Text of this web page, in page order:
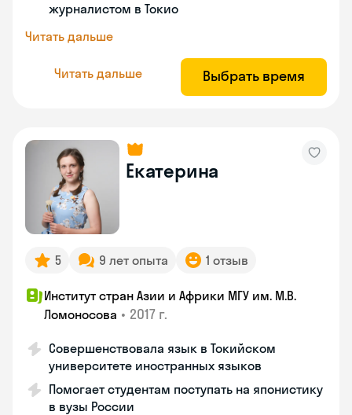
журналистом в Токио
Читать дальше
Читать дальше Выбрать время
Екатерина
5 9 лет опыта 1 отзыв
Институт стран Азии и Африки МГУ им. М.В.
Ломоносова • 2017 г.
Совершенствовала язык в Токийском
университете иностранных языков
Помогает студентам поступать на японистику
в вузы России